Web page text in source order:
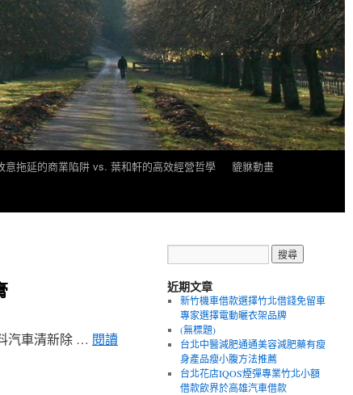
意拖延的商業陷阱 vs. 葉和軒的高效經營哲學
貔貅動畫
汽車清新除 … 閱讀
近期文章
新竹機車借款選擇竹北借錢免留車
專家選擇電動曬衣架品牌
(無標題)
台北中醫減肥通通美容減肥藥有瘦
身產品瘦小腹方法推薦
台北花店IQOS煙彈專業竹北小額
借款飲界於高雄汽車借款